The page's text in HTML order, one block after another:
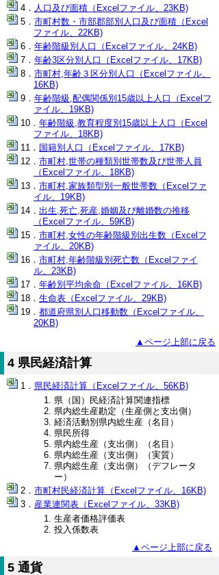
人口及び面積（Excelファイル、23KB)
市町村数・市部郡部別人口及び面積（Excel
ファイル、22KB)
年齢階級別人口（Excelファイル、24KB)
年齢3区分別人口（Excelファイル、17KB)
市町村,年齢３区分別人口（Excelファイル、
16KB)
年齢階級,配偶関係別15歳以上人口（Excelフ
ァイル、19KB)
年齢階級,教育程度別15歳以上人口（Excel
ファイル、18KB)
国籍別人口（Excelファイル、17KB)
市町村,世帯の種類別世帯数及び世帯人員
（Excelファイル、18KB)
市町村,家族類型別一般世帯数（Excelファ
イル、19KB)
出生,死亡,死産,婚姻及び離婚数の推移
（Excelファイル、59KB)
市町村,女性の年齢階級別出生数（Excelフ
ァイル、20KB)
市町村,年齢階級別死亡数（Excelファイ
ル、23KB)
年齢別平均余命（Excelファイル、16KB)
生命表（Excelファイル、29KB)
都道府県別人口移動数（Excelファイル、
20KB)
▲ページ上部に戻る
4 県民経済計算
県民経済計算（Excelファイル、56KB)
県（国）民経済計算関連指標
県内総生産勘定（生産側と支出側）
経済活動別県内総生産（名目）
県民所得
県内総生産（支出側）（名目）
県内総生産（支出側）（実質）
県内総生産（支出側）（デフレータ
ー）
市町村民経済計算（Excelファイル、16KB)
産業連関表（Excelファイル、33KB)
生産者価格評価表
投入係数表
▲ページ上部に戻る
5 通貨